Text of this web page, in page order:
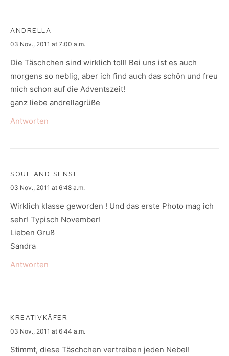
ANDRELLA
says:
03 Nov., 2011 at 7:00 a.m.
Die Täschchen sind wirklich toll! Bei uns ist es auch
morgens so neblig, aber ich find auch das schön und freu
mich schon auf die Adventszeit!
ganz liebe andrellagrüße
Antworten
SOUL AND SENSE
says:
03 Nov., 2011 at 6:48 a.m.
Wirklich klasse geworden ! Und das erste Photo mag ich
sehr! Typisch November!
Lieben Gruß
Sandra
Antworten
KREATIVKÄFER
says:
03 Nov., 2011 at 6:44 a.m.
Stimmt, diese Täschchen vertreiben jeden Nebel!